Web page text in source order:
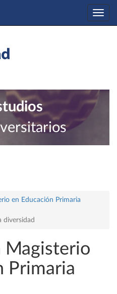
en Educación Primaria
diversidad
Magisterio
Primaria